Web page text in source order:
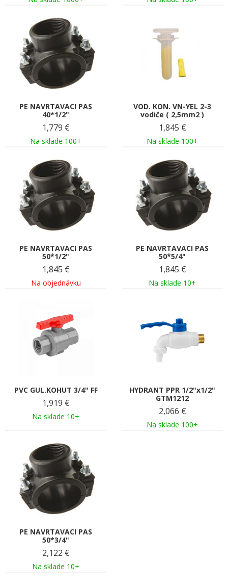
PE NAVRTAVACI PAS
40*1/2"
1,779 €
Na sklade 100+
VOD. KON. VN-YEL 2-3
vodiče ( 2,5mm2 )
1,845 €
Na sklade 100+
PE NAVRTAVACI PAS
50*1/2"
1,845 €
Na objednávku
PE NAVRTAVACI PAS
50*5/4"
1,845 €
Na sklade 10+
PVC GUL.KOHUT 3/4" FF
1,919 €
Na sklade 10+
HYDRANT PPR 1/2"x1/2"
GTM1212
2,066 €
Na sklade 100+
PE NAVRTAVACI PAS
50*3/4"
2,122 €
Na sklade 10+